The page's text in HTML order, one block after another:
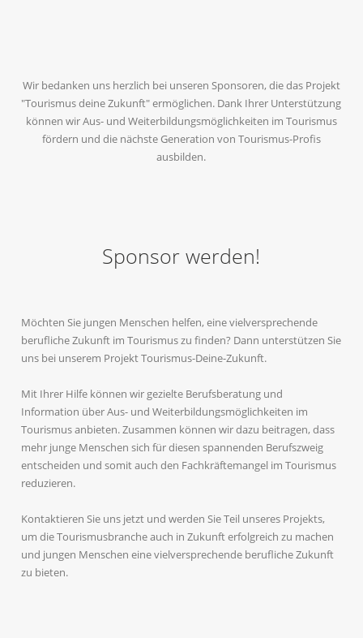
Wir bedanken uns herzlich bei unseren Sponsoren, die das Projekt
"Tourismus deine Zukunft" ermöglichen. Dank Ihrer Unterstützung
können wir Aus- und Weiterbildungsmöglichkeiten im Tourismus
fördern und die nächste Generation von Tourismus-Profis
ausbilden.
Sponsor werden!
Möchten Sie jungen Menschen helfen, eine vielversprechende
berufliche Zukunft im Tourismus zu finden? Dann unterstützen Sie
uns bei unserem Projekt Tourismus-Deine-Zukunft.
Mit Ihrer Hilfe können wir gezielte Berufsberatung und
Information über Aus- und Weiterbildungsmöglichkeiten im
Tourismus anbieten. Zusammen können wir dazu beitragen, dass
mehr junge Menschen sich für diesen spannenden Berufszweig
entscheiden und somit auch den Fachkräftemangel im Tourismus
reduzieren.
Kontaktieren Sie uns jetzt und werden Sie Teil unseres Projekts,
um die Tourismusbranche auch in Zukunft erfolgreich zu machen
und jungen Menschen eine vielversprechende berufliche Zukunft
zu bieten.